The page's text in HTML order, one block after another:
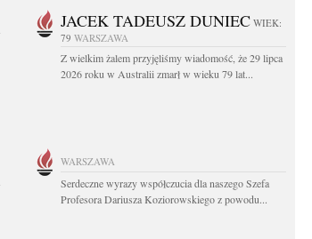
JACEK TADEUSZ DUNIEC WIEK:
79 WARSZAWA
Z wielkim żalem przyjęliśmy wiadomość, że 29 lipca
2026 roku w Australii zmarł w wieku 79 lat...
WARSZAWA
Serdeczne wyrazy współczucia dla naszego Szefa
Profesora Dariusza Koziorowskiego z powodu...